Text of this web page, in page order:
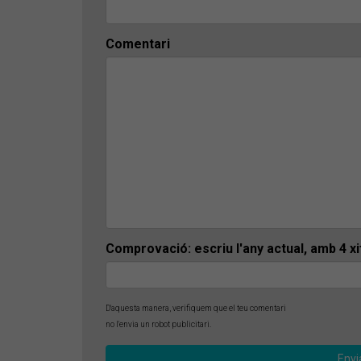
Comentari
Comprovació: escriu l'any actual, amb 4
D'aquesta manera, verifiquem que el teu comentari
no l'envia un robot publicitari.